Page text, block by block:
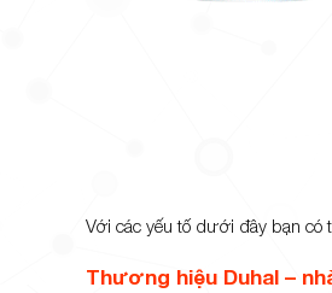
Với các yếu tố dưới đây bạn có
Thương hiệu Duhal –